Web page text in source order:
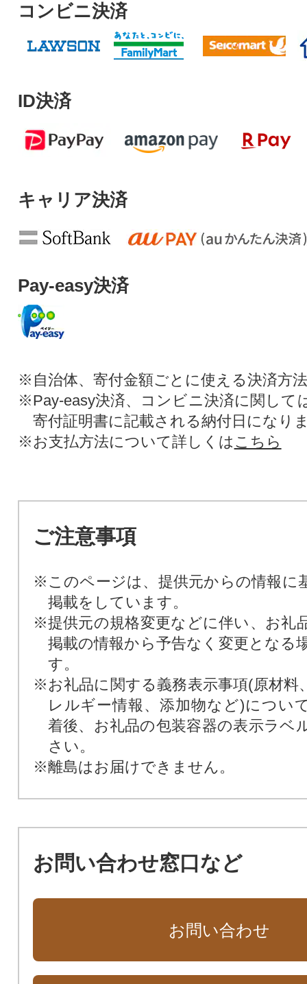
コンビニ決済
ID決済
キャリア決済
Pay-easy決済
※自治体、寄付金額ごとに使える決済方
※Pay-easy決済、コンビニ決済に関して
寄付証明書に記載される納付日になり
※お支払方法について詳しくは こちら
ご注意事項
※このページは、提供元からの情報に
掲載をしています。
※提供元の規格変更などに伴い、お礼
掲載の情報から予告なく変更となる
す。
※お礼品に関する義務表示事項(原材料
レルギー情報、添加物など)につい
着後、お礼品の包装容器の表示ラベ
さい。
※離島はお届けできません。
お問い合わせ窓口など
お問い合わせ